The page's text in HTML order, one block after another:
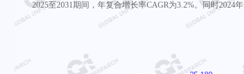
2025至2031期间，年复合增长率CAGR为3.2%。同时2024